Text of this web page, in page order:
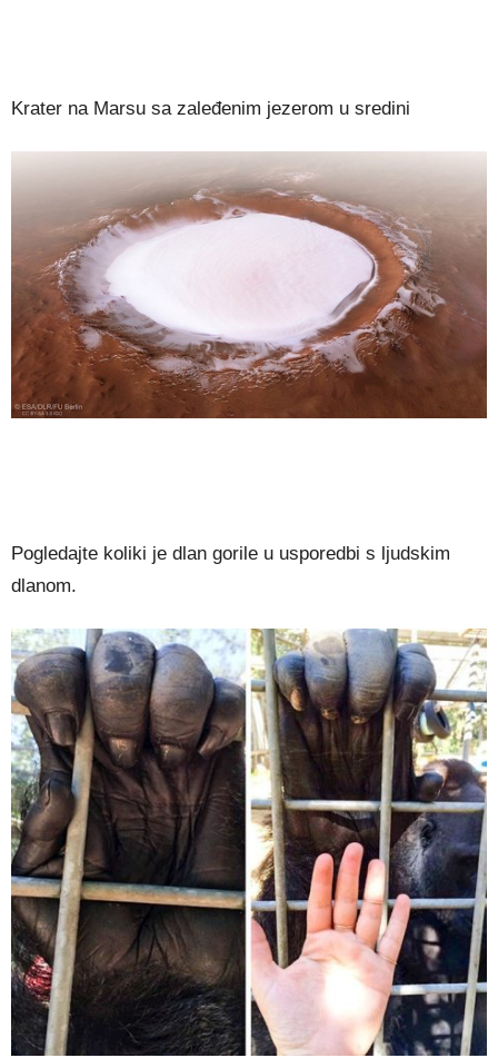
Krater na Marsu sa zaleđenim jezerom u sredini
Pogledajte koliki je dlan gorile u usporedbi s ljudskim
dlanom.